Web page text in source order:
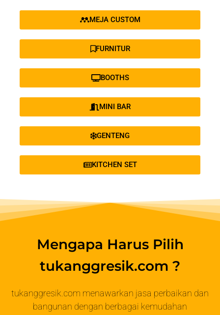
MEJA CUSTOM
FURNITUR
BOOTHS
MINI BAR
GENTENG
KITCHEN SET
Mengapa Harus Pilih
tukanggresik.com ?
tukanggresik.com menawarkan jasa perbaikan dan
bangunan dengan berbagai kemudahan